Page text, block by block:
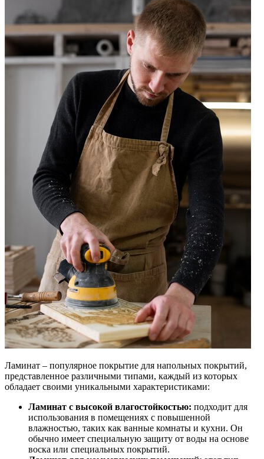
Ламинат – популярное покрытие для напольных покрытий,
представленное различными типами, каждый из которых
обладает своими уникальными характеристиками:
Ламинат с высокой влагостойкостью: подходит для
использования в помещениях с повышенной
влажностью, таких как ванные комнаты и кухни. Он
обычно имеет специальную защиту от воды на основе
воска или специальных покрытий.